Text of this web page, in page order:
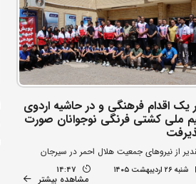
یک اقدام فرهنگی و در حاشیه اردوی
ملی کشتی فرنگی نوجوانان صورت
از نیروهای جمعیت هلال احمر در سیرجان
شنبه ۲۶ اردیبهشت ۱۴۰۵ 14:47
مشاهده بیشتر